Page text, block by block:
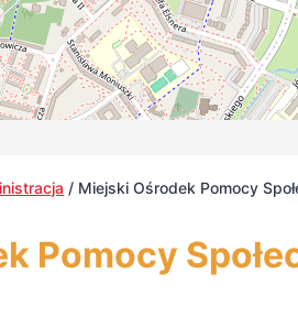
/ Miejski Ośrodek Pomocy
Pomocy